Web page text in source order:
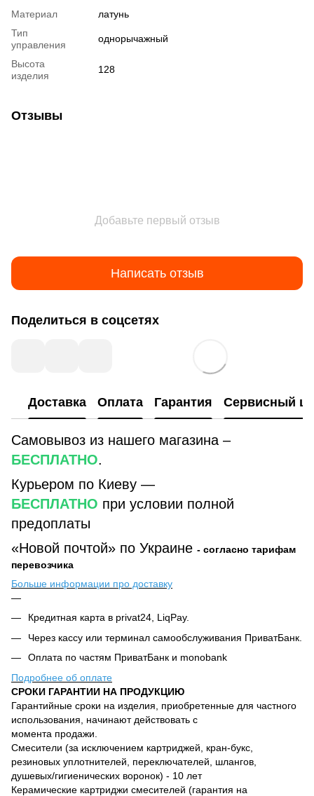
Материал
латунь
Тип
управления
однорычажный
Высота
изделия
128
Отзывы
Добавьте первый отзыв
Написать отзыв
Поделиться в соцсетях
Доставка Оплата Гарантия Сервисный
Самовывоз из нашего магазина –
БЕСПЛАТНО.
Курьером по Киеву —
БЕСПЛАТНО при условии полной
предоплаты
«Новой почтой» по Украине - согласно тарифам
перевозчика
Больше информации про доставку
Кредитная карта в privat24, LiqPay.
Через кассу или терминал самообслуживания ПриватБанк.
Оплата по частям ПриватБанк и monobank
Подробнее об оплате
СРОКИ ГАРАНТИИ НА ПРОДУКЦИЮ
Гарантийные сроки на изделия, приобретенные для частного
использования, начинают действовать с
момента продажи.
Смесители (за исключением картриджей, кран-букс,
резиновых уплотнителей, переключателей, шлангов,
душевых/гигиенических воронок) - 10 лет
Керамические картриджи смесителей (гарантия на